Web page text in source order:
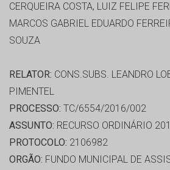
CERQUEIRA COSTA, LUIZ FELIPE
MARCOS GABRIEL EDUARDO
SOUZA
RELATOR: CONS.SUBS. LEANDRO
PIMENTEL
PROCESSO: TC/6554/2016/002
ASSUNTO: RECURSO ORDINÁRIO
PROTOCOLO: 2106982
ORGÃO: FUNDO MUNICIPAL DE